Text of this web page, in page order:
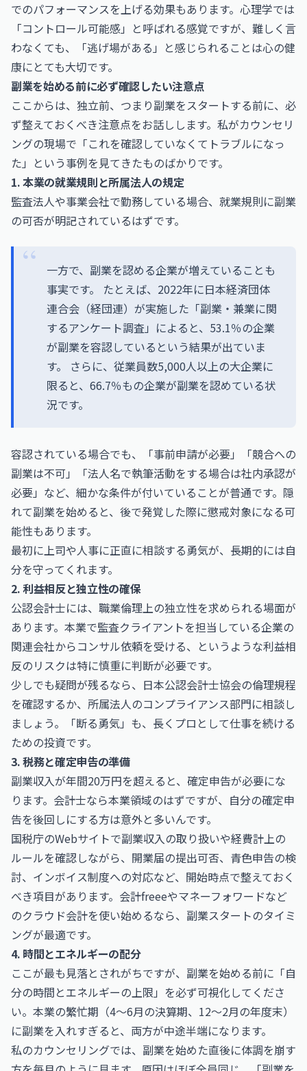
でのパフォーマンスを上げる効果もあります。心理学では
「コントロール可能感」と呼ばれる感覚ですが、難しく言
わなくても、「逃げ場がある」と感じられることは心の健
康にとても大切です。
副業を始める前に必ず確認したい注意点
ここからは、独立前、つまり副業をスタートする前に、必
ず整えておくべき注意点をお話しします。私がカウンセリ
ングの現場で「これを確認していなくてトラブルになっ
た」という事例を見てきたものばかりです。
1. 本業の就業規則と所属法人の規定
監査法人や事業会社で勤務している場合、就業規則に副業
の可否が明記されているはずです。
一方で、副業を認める企業が増えていることも
事実です。 たとえば、2022年に日本経済団体
連合会（経団連）が実施した「副業・兼業に関
するアンケート調査」によると、53.1％の企業
が副業を容認しているという結果が出ていま
す。 さらに、従業員数5,000人以上の大企業に
限ると、66.7％もの企業が副業を認めている状
況です。
容認されている場合でも、「事前申請が必要」「競合への
副業は不可」「法人名で執筆活動をする場合は社内承認が
必要」など、細かな条件が付いていることが普通です。隠
れて副業を始めると、後で発覚した際に懲戒対象になる可
能性もあります。
最初に上司や人事に正直に相談する勇気が、長期的には自
分を守ってくれます。
2. 利益相反と独立性の確保
公認会計士には、職業倫理上の独立性を求められる場面が
あります。本業で監査クライアントを担当している企業の
関連会社からコンサル依頼を受ける、というような利益相
反のリスクは特に慎重に判断が必要です。
少しでも疑問が残るなら、日本公認会計士協会の倫理規程
を確認するか、所属法人のコンプライアンス部門に相談し
ましょう。「断る勇気」も、長くプロとして仕事を続ける
ための投資です。
3. 税務と確定申告の準備
副業収入が年間20万円を超えると、確定申告が必要にな
ります。会計士なら本業領域のはずですが、自分の確定申
告を後回しにする方は意外と多いんです。
国税庁のWebサイトで副業収入の取り扱いや経費計上の
ルールを確認しながら、開業届の提出可否、青色申告の検
討、インボイス制度への対応など、開始時点で整えておく
べき項目があります。会計freeeやマネーフォワードなど
のクラウド会計を使い始めるなら、副業スタートのタイミ
ングが最適です。
4. 時間とエネルギーの配分
ここが最も見落とされがちですが、副業を始める前に「自
分の時間とエネルギーの上限」を必ず可視化してくださ
い。本業の繁忙期（4〜6月の決算期、12〜2月の年度末）
に副業を入れすぎると、両方が中途半端になります。
私のカウンセリングでは、副業を始めた直後に体調を崩す